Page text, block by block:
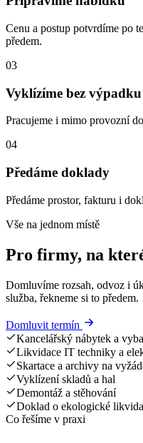
Cenu a postup potvrdíme po
předem.
03
Vyklízíme bez výpadku
Pracujeme i mimo provozní
04
Předáme doklady
Předáme prostor, fakturu i
Vše na jednom místě
Pro firmy, na
Domluvíme rozsah, odvoz i
služba, řekneme si to předem.
Domluvit termín
Kancelářský nábytek a
Likvidace IT techniky a
Skartace a archivy na
Vyklízení skladů a hal
Demontáž a stěhování
Doklad o ekologické
Co řešíme v praxi